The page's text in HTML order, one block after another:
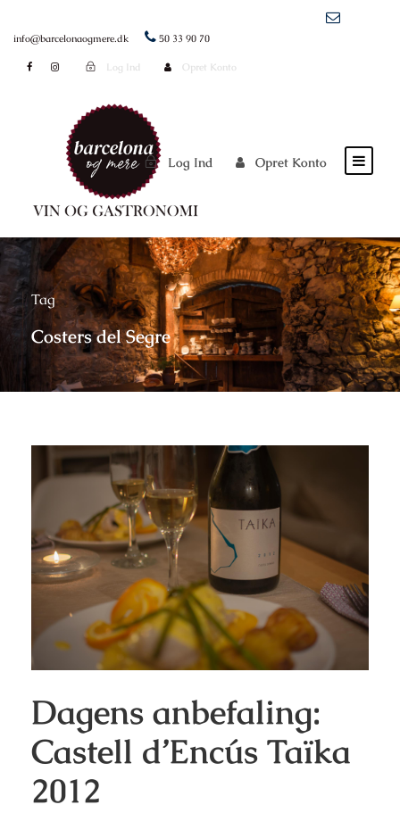
info@barcelonaogmere.dk 50 33 90 70
Log Ind Opret Konto
Log Ind Opret Konto
Tag
Costers del Segre
Dagens anbefaling:
Castell d’Encús Taïka
2012